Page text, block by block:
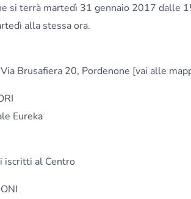
si terrà martedì 31 gennaio 2017 dalle
alla stessa ora.
Brusafiera 20, Pordenone [vai alle
Eureka
iscritti al Centro